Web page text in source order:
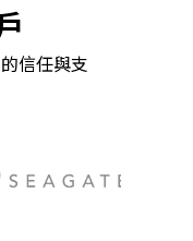
信任與支